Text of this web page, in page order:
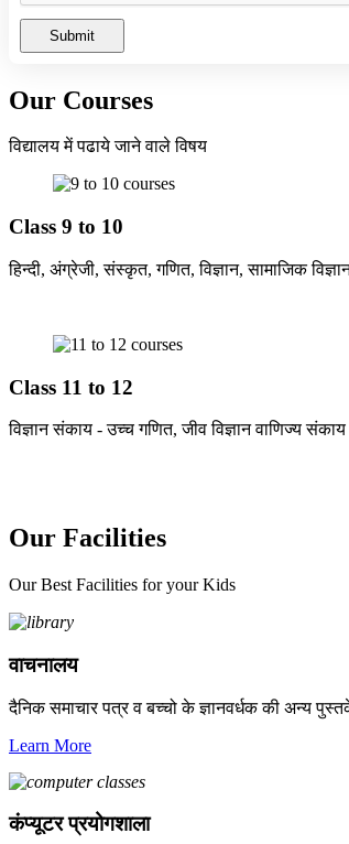
Submit
Our Courses
विद्यालय में पढाये जाने वाले विषय
Class 9 to 10
हिन्दी, अंग्रेजी, संस्कृत, गणित, विज्ञान, सामाजिक
Class 11 to 12
विज्ञान संकाय - उच्च गणित, जीव विज्ञान वाणिज्य
Our Facilities
Our Best Facilities for your Kids
वाचनालय
दैनिक समाचार पत्र व बच्चो के ज्ञानवर्धक की अन्य
Learn More
कंप्यूटर प्रयोगशाला